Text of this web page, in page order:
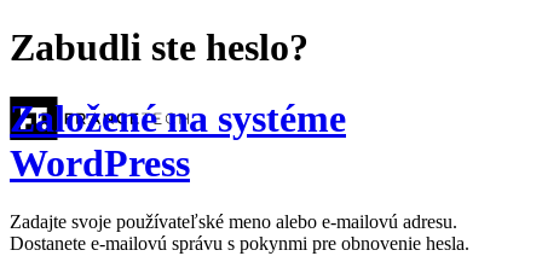
Zabudli ste heslo?
Založené na systéme
WordPress
Zadajte svoje používateľské meno alebo e-mailovú adresu.
Dostanete e-mailovú správu s pokynmi pre obnovenie hesla.